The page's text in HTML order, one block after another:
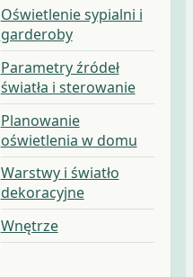
Oświetlenie sypialni i
garderoby
Parametry źródeł
światła i sterowanie
Planowanie
oświetlenia w domu
Warstwy i światło
dekoracyjne
Wnętrze